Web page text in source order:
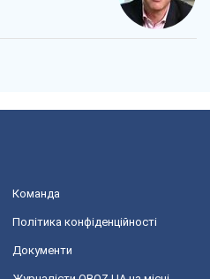
Команда
Політика конфіденційності
Документи